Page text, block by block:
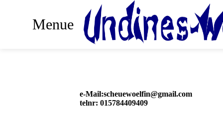
Menue
e-Mail:scheuewoelfin@gmail.com
telnr: 015784409409